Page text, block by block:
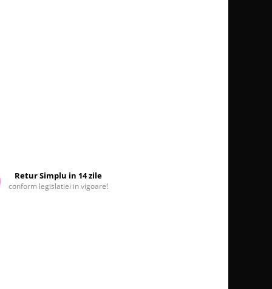
Retur Simplu in 14 zile
conform legislatiei in vigoare!